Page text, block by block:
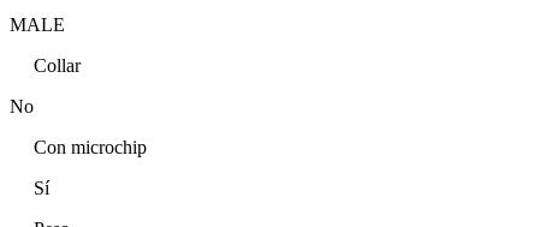
MALE
Collar
No
Con microchip
Sí